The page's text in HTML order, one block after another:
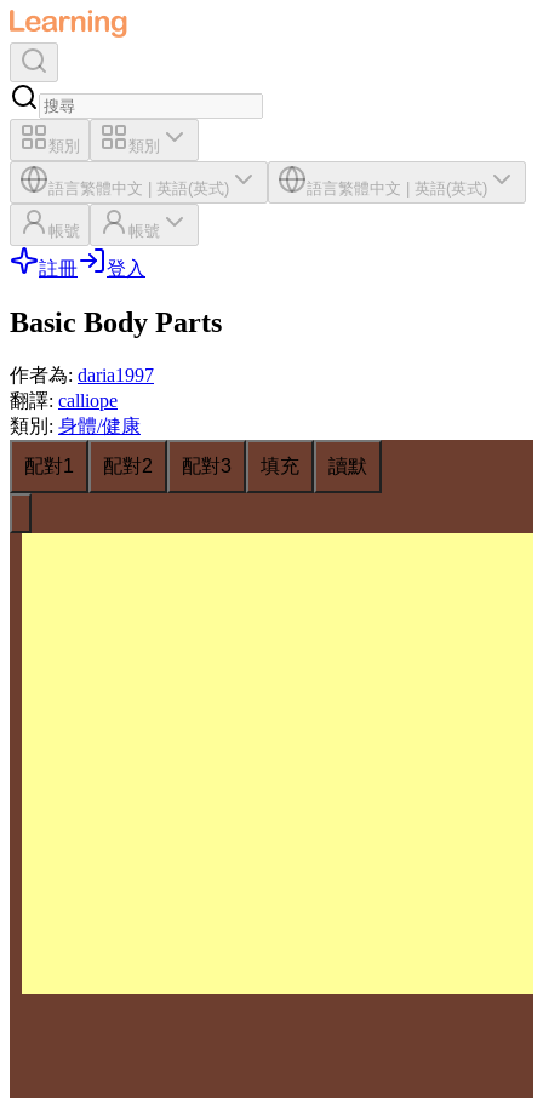
類別 類別
語言繁體中文 英語(英式) 語言繁體中文 英語(英式)
帳號 帳號
註冊 登入
Basic Body Parts
作者為: daria1997
翻譯: calliope
類別 : 身體/健康
配對1
配對2 配對3 填充 讀默